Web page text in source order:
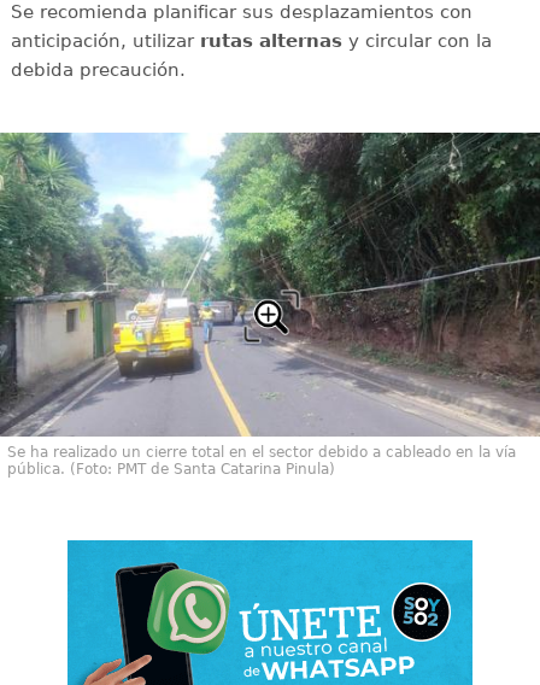
Se recomienda planificar sus desplazamientos con
anticipación, utilizar rutas alternasy circular con la
debida precaución.
Se ha realizado un cierre total en el sector debido a cableado en la vía
pública. (Foto: PMT de Santa Catarina Pinula)